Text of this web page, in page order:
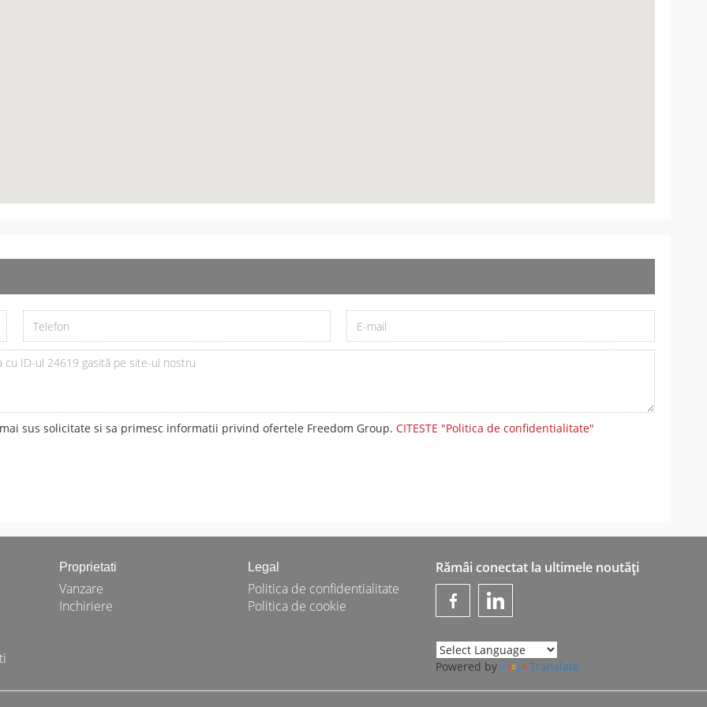
sus solicitate si sa primesc informatii privind ofertele Freedom Group. CITESTE "Politica de confidentialitate"
Proprietati
Vanzare
Inchiriere
Legal
Politica de confidentialitate
Politica de cookie
Rămâi conectat la ultimele noutăți
Powered by Translate